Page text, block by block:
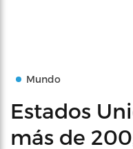
Mundo
Estados
más de